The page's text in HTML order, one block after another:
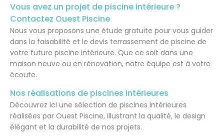
Vous avez un projet de piscine intérieure ?
Contactez Ouest Piscine
Nous vous proposons une étude gratuite pour vous guider
dans la faisabilité et le devis terrassement de piscine de
votre future piscine intérieure. Que ce soit dans une
maison neuve ou en rénovation, notre équipe est à votre
écoute.
Nos réalisations de piscines intérieures
Découvrez ici une sélection de piscines intérieures
réalisées par Ouest Piscine, illustrant la qualité, le design
élégant et la durabilité de nos projets.